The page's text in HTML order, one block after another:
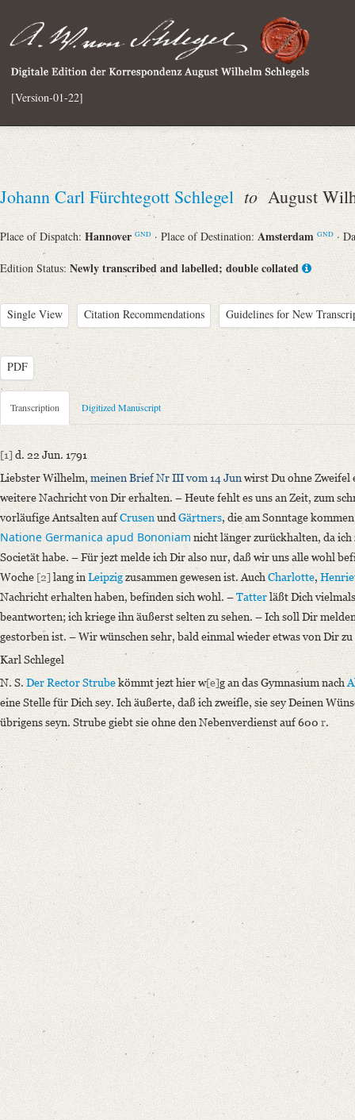
[Version-01-22]
Johann Carl Fürchtegott Schlegel toAugust
Place of Dispatch: Hannover GND · Place of Destination: Amsterdam GND ·
Edition Status: Newly transcribed and labelled; double collated
Single View Citation Recommendations Guidelines for New
PDF
Metadata Concerning Header
Sender: Johann Carl Fürchtegott Schlegel
Recipient: August Wilhelm von Schlegel
Place of Destination: Amsterdam GND
Date: 22.06.1791
Notations: Absende- und Empfangsort erschlossen.
Manuscript
Provider: Dresden, Sächsische Landesbibliothek - Staats- und
OAI Id: DE-1a-34097
Classification Number: Mscr.Dresd.e.90,XIX,Bd.23,Nr.59
Number of Pages: 2S., hs. m. U.
Format: 19,2 x 11,7 cm
Incipit: „[1] d. 22 Jun. 1791
Liebster Wilhelm, meinen Brief Nr III vom 14 Jun wirst Du ohne
Language
Bamberg, Claudia
Transcription Digitized Manuscript
[1] d. 22 Jun. 1791
Liebster Wilhelm, meinen Brief Nr III vom 14 Junwirst Du ohne Zweifel
weitere Nachricht von Dir erhalten. – Heute fehlt es uns an Zeit, zum
vorläufige Antsalten aufCrusenund Gärtners, die am Sonntage
Natione Germanica apud Bononiam nicht länger zurückhalten, da
Societät habe. – Für jezt melde ich Dir also nur, daß wir uns alle wohl
Woche [2] lang inLeipzigzusammen gewesen ist. Auch Charlotte,
Nachricht erhalten haben, befinden sich wohl. –Tatterläßt Dich
beantworten; ich kriege ihn äußerst selten zu sehen. – Ich soll Dir
gestorben ist. – Wir wünschen sehr, bald einmal wieder etwas von Dir
Karl Schlegel
N. S. Der Rector Strubekömmt jezt hier w[e]g an das Gymnasium nach
eine Stelle für Dich sey. Ich äußerte, daß ich zweifle, sie sey Deinen
übrigens seyn. Strube giebt sie ohne den Nebenverdienst auf 600 r.